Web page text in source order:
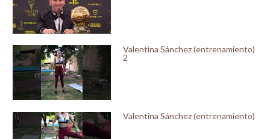
Valentina Sánchez (entrenamiento)
2
Valentina Sánchez (entrenamiento)